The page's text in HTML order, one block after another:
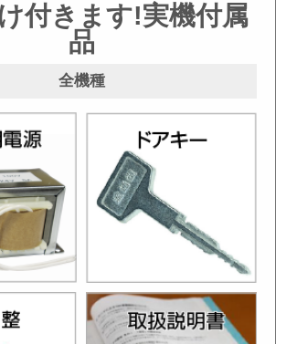
付きます!実機付属
品
全機種